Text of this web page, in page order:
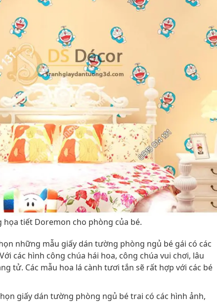
tiết Doremon cho phòng của bé.
những mẫu giấy dán tường phòng ngủ bé gái có các
các hình công chúa hái hoa, công chúa vui chơi, lâu
tử. Các mẫu hoa lá cành tươi tắn sẽ rất hợp với các bé
giấy dán tường phòng ngủ bé trai có các hình ảnh,